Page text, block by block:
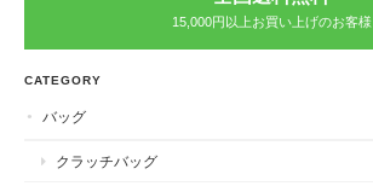
15,000円以上お買い上げのお客様
CATEGORY
バッグ
クラッチバッグ